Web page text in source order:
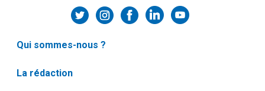
Qui sommes-nous ?
La rédaction